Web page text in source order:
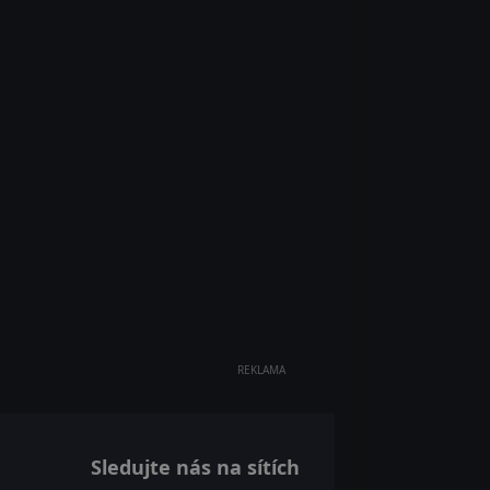
REKLAMA
Sledujte nás na sítích